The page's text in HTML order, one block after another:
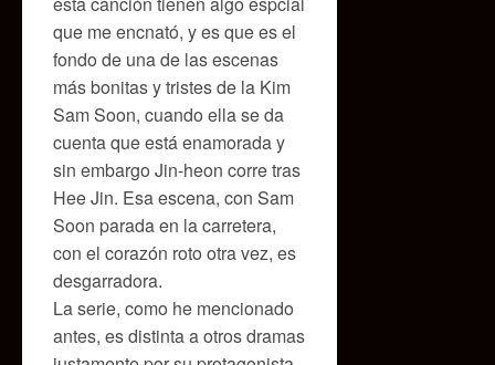
que me encnató, y es que es el
fondo de una de las escenas
más bonitas y tristes de la Kim
Sam Soon, cuando ella se da
cuenta que está enamorada y
sin embargo Jin-heon corre tras
Hee Jin. Esa escena, con Sam
Soon parada en la carretera,
con el corazón roto otra vez, es
desgarradora.
La serie, como he mencionado
antes, es distinta a otros dramas